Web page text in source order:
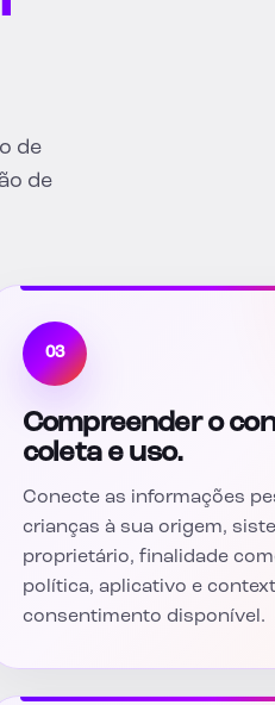
de
de
03
Compreender o
coleta e uso.
Conecte as informações
crianças à sua origem,
proprietário, finalidade
política, aplicativo e
consentimento disponível.